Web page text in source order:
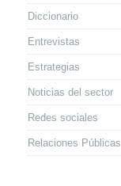
Diccionario
Entrevistas
Estrategias
Noticias del sector
Redes sociales
Relaciones Públicas